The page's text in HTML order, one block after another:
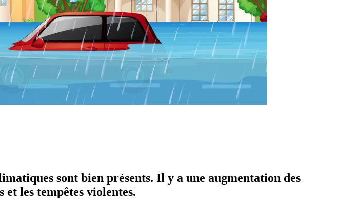
sont bien présents. Il y a une augmentation des
les tempêtes violentes.